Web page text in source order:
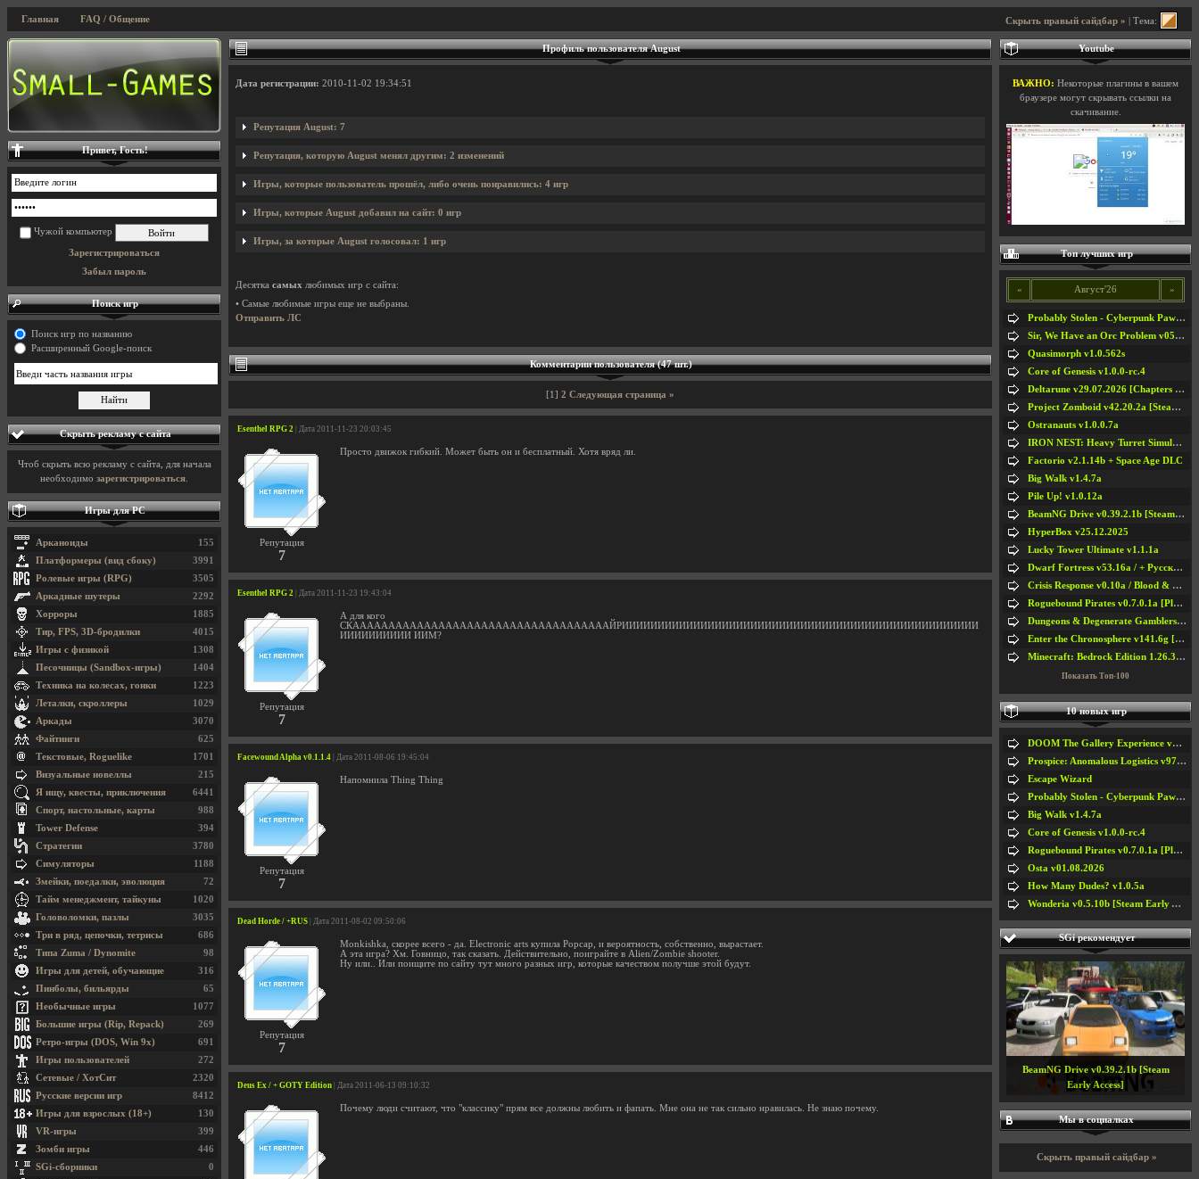
Скрыть правый сайдбар » | Тема:
Главная FAQ / Общение
Профиль пользователя August
Дата регистрации: 2010-11-02 19:34:51
Репутация August: 7
Репутация, которую August менял другим: 2 изменений
Игры, которые пользователь прошёл, либо очень понравились: 4 игр
Игры, которые August добавил на сайт: 0 игр
Игры, за которые August голосовал: 1 игр
Десятка самых любимых игр с сайта:
• Самые любимые игры еще не выбраны.
Отправить ЛС
Комментарии пользователя (47 шт.)
[1] 2 Следующая страница »
Esenthel RPG 2 | Дата 2011-11-23 20:03:45
Репутация
7
Просто движок гибкий. Может быть он и бесплатный. Хотя вряд ли.
Esenthel RPG 2 | Дата 2011-11-23 19:43:04
Репутация
7
А для кого
СКААААААААААААААААААААААААААААААААААААЙРИИИИИИИИИИИИИИИИИИИИИИИИИИИИИИИИИИИИИИИИИИИИИИИИИИ
ИИИИИИИИИИ ИИМ?
Facewound Alpha v0.1.1.4 | Дата 2011-08-06 19:45:04
Репутация
7
Напомнила Thing Thing
Dead Horde / +RUS | Дата 2011-08-02 09:50:06
Репутация
7
Monkishka, скорее всего - да. Electronic arts купила Popcap, и вероятность, собственно, вырастает.
А эта игра? Хм. Говницо, так сказать. Действительно, поиграйте в Alien/Zombie shooter.
Ну или.. Или поищите по сайту тут много разных игр, которые качеством получше этой будут.
Deus Ex / + GOTY Edition | Дата 2011-06-13 09:10:32
Почему люди считают, что "классику" прям все должны любить и фапать. Мне она не так сильно нравилась. Не знаю почему.
Привет, Гость!
Чужой компьютер
Зарегистрироваться
Забыл пароль
Поиск игр
Поиск игр по названию
Расширенный Google-поиск
Скрыть рекламу с сайта
Чтоб скрыть всю рекламу с сайта, для начала
необходимо зарегистрироваться
Игры для PC
155
Арканоиды
3991
Платформеры (вид сбоку)
3505
Ролевые игры (RPG)
2292
Аркадные шутеры
1885
Хорроры
4015
Тир, FPS, 3D-бродилки
1308
Игры с физикой
1404
Песочницы (Sandbox-игры)
1223
Техника на колесах, гонки
1029
Леталки, скроллеры
3070
Аркады
625
Файтинги
1701
Текстовые, Roguelike
215
Визуальные новеллы
6441
Я ищу, квесты, приключения
988
Спорт, настольные, карты
394
Tower Defense
3780
Стратегии
1188
Симуляторы
72
Змейки, поедалки, эволюция
1020
Тайм менеджмент, тайкуны
3035
Головоломки, пазлы
686
Три в ряд, цепочки, тетрисы
98
Типа Zuma / Dynomite
316
Игры для детей, обучающие
65
Пинболы, бильярды
1077
Необычные игры
269
Большие игры (Rip, Repack)
691
Ретро-игры (DOS, Win 9x)
272
Игры пользователей
2320
Сетевые / ХотСит
8412
Русские версии игр
130
Игры для взрослых (18+)
399
VR-игры
446
Зомби игры
0
SGi-сборники
Youtube
ВАЖНО: Некоторые плагины в вашем
браузере могут скрывать ссылки на
скачивание.
Топ лучших игр
« Август'26 »
Probably Stolen - Cyberpunk Pawnshop Simulator v048c [Playtest]
Sir, We Have an Orc Problem v05.08.2026
Quasimorph v1.0.562s
Core of Genesis v1.0.0-rc.4
Deltarune v29.07.2026 [Chapters 1-5] / + RUS [Chapters 1-5]
Project Zomboid v42.20.2a [Steam Early Access]
Ostranauts v1.0.0.7a
IRON NEST: Heavy Turret Simulator v1.0a
Factorio v2.1.14b + Space Age DLC
Big Walk v1.4.7a
Pile Up! v1.0.12a
BeamNG Drive v0.39.2.1b [Steam Early Access]
HyperBox v25.12.2025
Lucky Tower Ultimate v1.1.1a
Dwarf Fortress v53.16a / + Русская Версия v50.12a
Crisis Response v0.10a / Blood & Bullet
Roguebound Pirates v0.7.0.1a [Playtest]
Dungeons & Degenerate Gamblers v2.0.2a
Enter the Chronosphere v141.6g [Steam Early Access]
Minecraft: Bedrock Edition 1.26.33.1a / + TLauncher v2.89
Показать Топ-100
10 новых игр
DOOM The Gallery Experience v1.4.2
Prospice: Anomalous Logistics v97 [Playtest]
Escape Wizard
Probably Stolen - Cyberpunk Pawnshop Simulator v048c [Playtest]
Big Walk v1.4.7a
Core of Genesis v1.0.0-rc.4
Roguebound Pirates v0.7.0.1a [Playtest]
Osta v01.08.2026
How Many Dudes? v1.0.5a
Wonderia v0.5.10b [Steam Early Access]
SGi рекомендует
BeamNG Drive v0.39.2.1b [Steam
Early Access]
Мы в социалках
Скрыть правый сайдбар »